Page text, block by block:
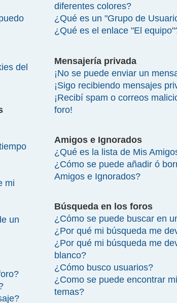
del
mi
un
diferentes colores?
¿Qué es un "Grupo de
¿Qué es el enlace "El
Mensajería privada
¡No se puede enviar un
¡Sigo recibiendo mensajes
¡Recibí spam o correos
foro!
Amigos e Ignorados
¿Qué es la lista de Mis
¿Cómo se puede añadir ó
Amigos e Ignorados?
Búsqueda en los foros
¿Cómo se puede buscar en
¿Por qué mi búsqueda me
¿Por qué mi búsqueda me
blanco?
¿Cómo busco usuarios?
¿Como se puede encontrar
temas?